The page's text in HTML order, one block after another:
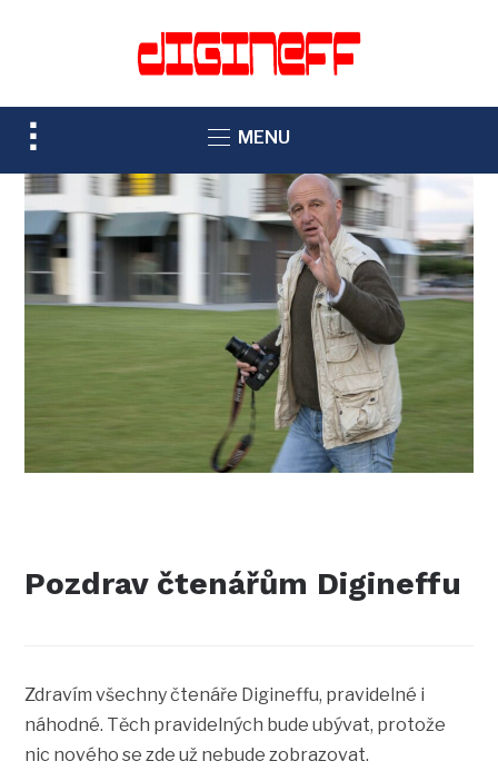
TOGGLE
SIDEBAR
&
NAVIGATION
MENU
Pozdrav čtenářům Digineffu
Zdravím všechny čtenáře Digineffu, pravidelné i
náhodné. Těch pravidelných bude ubývat, protože
nic nového se zde už nebude zobrazovat.